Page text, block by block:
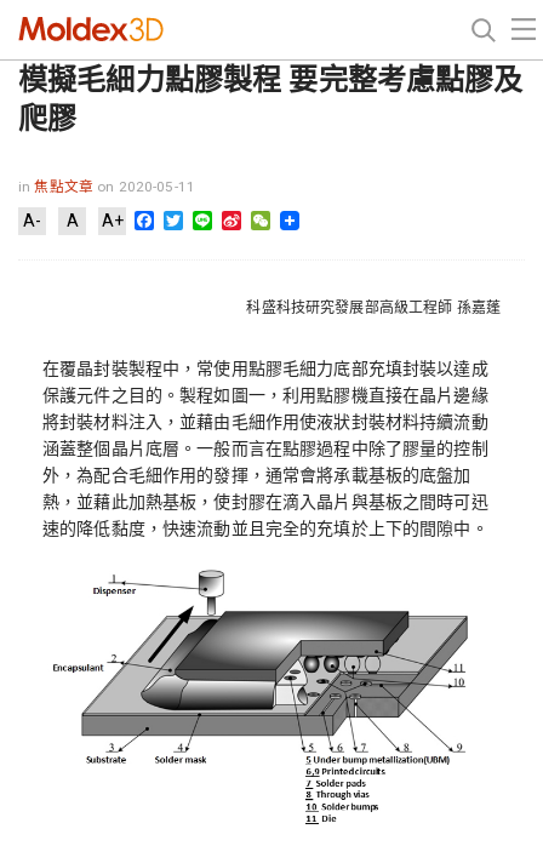
模擬毛細力點膠製程 要完整考慮點膠及
爬膠
in焦點文章 on 2020-05-11
A- A A+ Facebook
Twitter
Line Sina WeChat
科盛科技研究發展部高級工程師 孫嘉蓬
在覆晶封裝製程中，常使用點膠毛細力底部充填封裝以達成
保護元件之目的。製程如圖一，利用點膠機直接在晶片邊緣
將封裝材料注入，並藉由毛細作用使液狀封裝材料持續流動
涵蓋整個晶片底層。一般而言在點膠過程中除了膠量的控制
外，為配合毛細作用的發揮，通常會將承載基板的底盤加
熱，並藉此加熱基板，使封膠在滴入晶片與基板之間時可迅
速的降低黏度，快速流動並且完全的充填於上下的間隙中。